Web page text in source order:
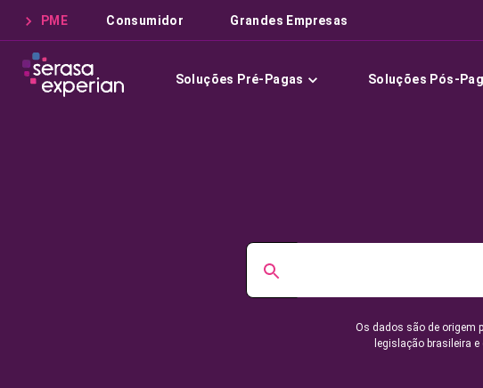
PME Consumidor Grandes Empresas
Soluções Pré-Pagas Soluções Pós-
Os dados são de origem
legislação brasileira